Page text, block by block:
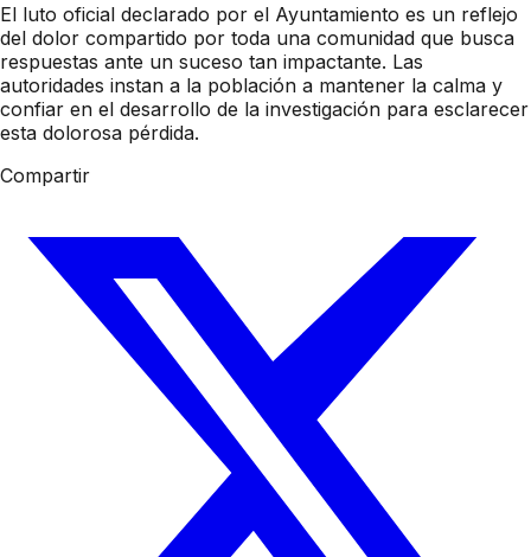
El luto oficial declarado por el Ayuntamiento es un reflejo
del dolor compartido por toda una comunidad que busca
respuestas ante un suceso tan impactante. Las
autoridades instan a la población a mantener la calma y
confiar en el desarrollo de la investigación para esclarecer
esta dolorosa pérdida.
Compartir